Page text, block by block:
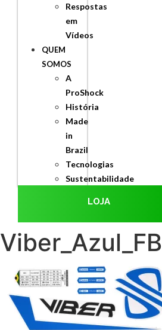
Respostas
em
Vídeos
QUEM
SOMOS
A
ProShock
História
Made
in
Brazil
Tecnologias
Sustentabilidade
LOJA
Viber_Azul_FB